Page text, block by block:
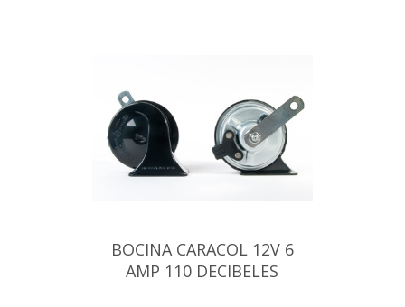
BOCINA CARACOL 12V 6
AMP 110 DECIBELES